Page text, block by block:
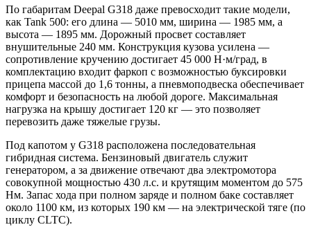
По габаритам Deepal G318 даже превосходит такие модели,
как Tank 500: его длина — 5010 мм, ширина — 1985 мм, а
высота — 1895 мм. Дорожный просвет составляет
внушительные 240 мм. Конструкция кузова усилена —
сопротивление кручению достигает 45 000 Н·м/град, в
комплектацию входит фаркоп с возможностью буксировки
прицепа массой до 1,6 тонны, а пневмоподвеска обеспечивает
комфорт и безопасность на любой дороге. Максимальная
нагрузка на крышу достигает 120 кг — это позволяет
перевозить даже тяжелые грузы.
Под капотом у G318 расположена последовательная
гибридная система. Бензиновый двигатель служит
генератором, а за движение отвечают два электромотора
совокупной мощностью 430 л.с. и крутящим моментом до 575
Нм. Запас хода при полном заряде и полном баке составляет
около 1100 км, из которых 190 км — на электрической тяге (по
циклу CLTC).